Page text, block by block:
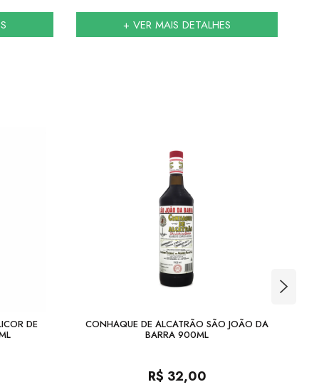
+ VER MAIS DETALHES
DE CONHAQUE DE ALCATRÃO SÃO JOÃO DA
BARRA 900ML
R$ 32,00